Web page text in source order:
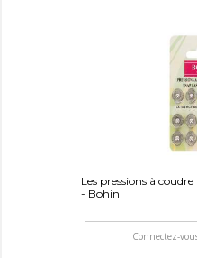
Les pressions à
- Bohin
Connectez-